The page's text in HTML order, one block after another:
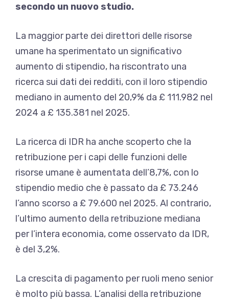
secondo un nuovo studio.
La maggior parte dei direttori delle risorse
umane ha sperimentato un significativo
aumento di stipendio, ha riscontrato una
ricerca sui dati dei redditi, con il loro stipendio
mediano in aumento del 20,9% da £ 111.982 nel
2024 a £ 135.381 nel 2025.
La ricerca di IDR ha anche scoperto che la
retribuzione per i capi delle funzioni delle
risorse umane è aumentata dell’8,7%, con lo
stipendio medio che è passato da £ 73.246
l’anno scorso a £ 79.600 nel 2025. Al contrario,
l’ultimo aumento della retribuzione mediana
per l’intera economia, come osservato da IDR,
è del 3,2%.
La crescita di pagamento per ruoli meno senior
è molto più bassa. L’analisi della retribuzione